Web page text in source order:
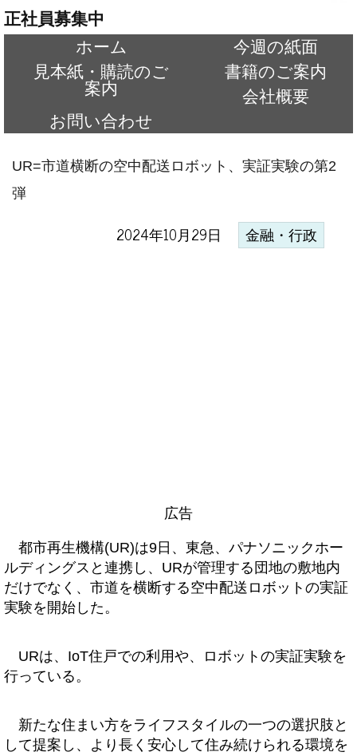
正社員募集中
ホーム
今週の紙面
見本紙・購読のご
案内
書籍のご案内
会社概要
お問い合わせ
UR=市道横断の空中配送ロボット、実証実験の第2
弾
2024年10月29日 金融・行政
広告
都市再生機構(UR)は9日、東急、パナソニックホー
ルディングスと連携し、URが管理する団地の敷地内
だけでなく、市道を横断する空中配送ロボットの実証
実験を開始した。
URは、IoT住戸での利用や、ロボットの実証実験を
行っている。
新たな住まい方をライフスタイルの一つの選択肢と
して提案し、より長く安心して住み続けられる環境を